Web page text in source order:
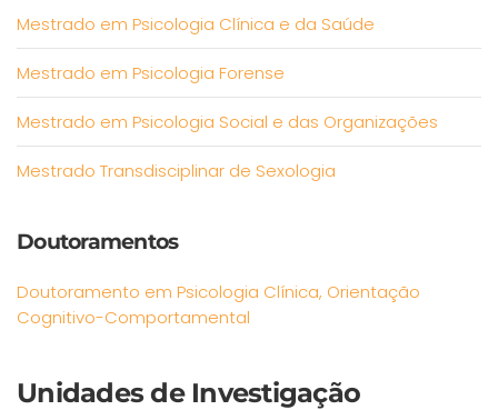
Mestrado em Psicologia Clínica e da Saúde
Mestrado em Psicologia Forense
Mestrado em Psicologia Social e das Organizações
Mestrado Transdisciplinar de Sexologia
Doutoramentos
Doutoramento em Psicologia Clínica, Orientação
Cognitivo-Comportamental
Unidades de Investigação